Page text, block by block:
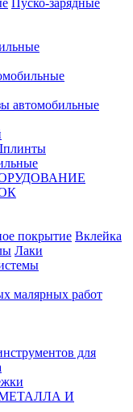
Пуско-зарядные
автомобильные
покрытие Вклейка
Лаки
малярных работ
для
И